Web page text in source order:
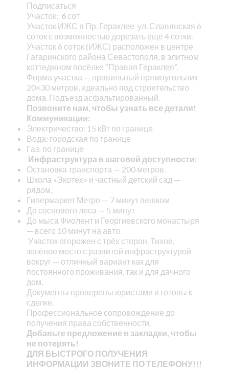
Подписаться
Участок: 6 сот
Участок ИЖС в Пр. Гераклее ул. Славянская 6
соток с возможностью дорезать еще 4 сотки.
Участок 6 соток (ИЖС) расположен в центре
Гагаринского района Севастополя, в элитном
коттеджном посёлке “Правая Гераклея”.
Форма участка — правильный прямоугольник
20×30 метров, идеально под строительство
дома. Подъезд асфальтированный.
Позвоните нам, чтобы узнать все детали!
Коммуникации:
Электричество: 15 кВт по границе
Вода: городская по границе
Газ: по границе
Инфраструктура в шаговой доступности:
Остановка транспорта — 200 метров.
Школа «Экотех» и частный детский сад —
рядом.
Гипермаркет Метро — 7 минут пешком
До соснового леса — 5 минут
До мыса Фиолент и Георгиевского монастыря
— всего 10 минут на авто
Участок огорожен с трёх сторон. Тихое,
зелёное место с развитой инфраструктурой
вокруг — отличный вариант как для
постоянного проживания, так и для дачного
дом.
Документы проверены юристами и готовы к
сделке.
Профессиональное сопровождение до
получения права собственности.
Добавьте предложение в закладки, чтобы
не потерять!
ДЛЯ БЫСТРОГО ПОЛУЧЕНИЯ
ИНФОРМАЦИИ ЗВОНИТЕ ПО ТЕЛЕФОНУ!!!